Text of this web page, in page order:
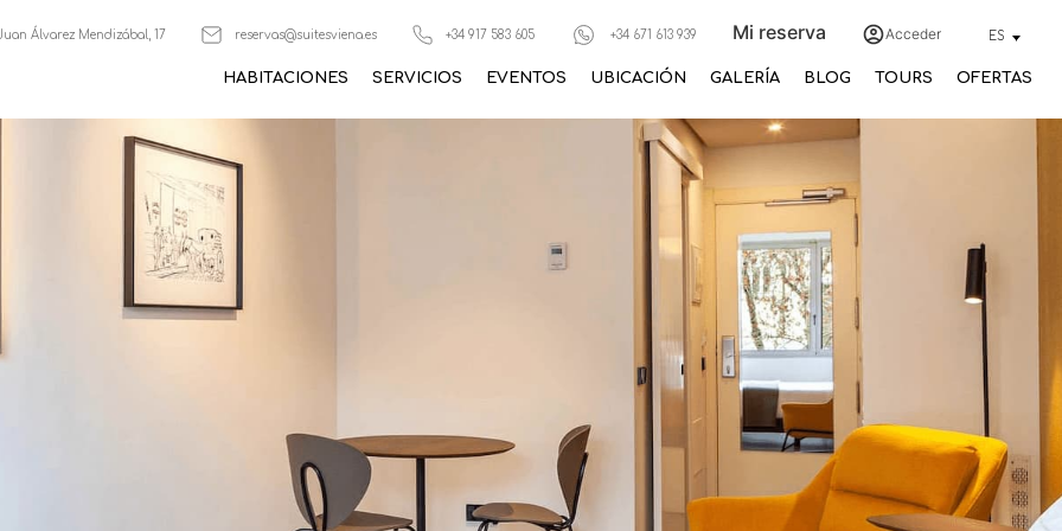
Álvarez Mendizábal, 17 reservas@suitesviena.es +34 917 583 605 +34 671 613 939 Mi reserva Acceder ES
HABITACIONES SERVICIOS EVENTOS UBICACIÓN GALERÍA BLOG TOURS OFERTAS